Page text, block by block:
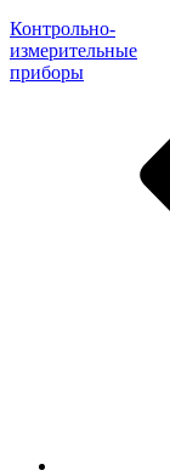
Контрольно-
измерительные
приборы